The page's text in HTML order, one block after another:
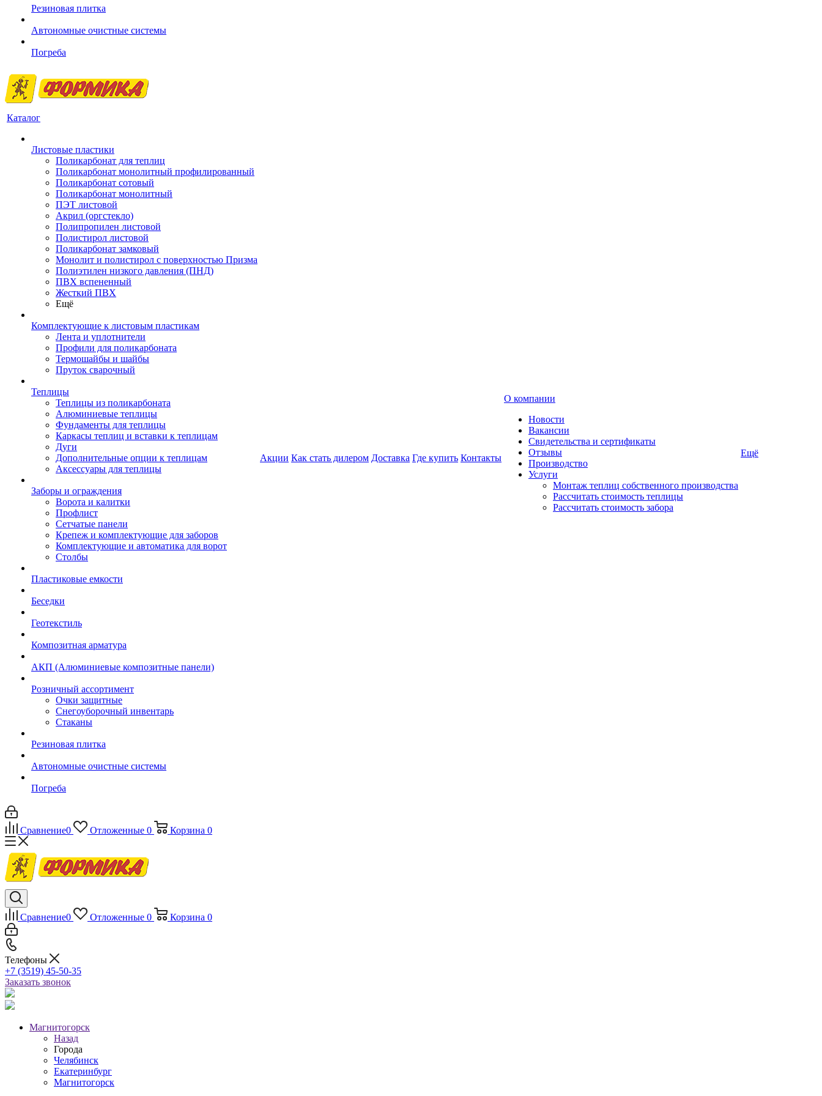
Резиновая плитка
Автономные очистные системы
Погреба
Каталог
Листовые пластики
Поликарбонат для теплиц
Поликарбонат монолитный профилированный
Поликарбонат сотовый
Поликарбонат монолитный
ПЭТ листовой
Акрил (оргстекло)
Полипропилен листовой
Полистирол листовой
Поликарбонат замковый
Монолит и полистирол с поверхностью Призма
Полиэтилен низкого давления (ПНД)
ПВХ вспененный
Жесткий ПВХ
Ещё
Комплектующие к листовым пластикам
Лента и уплотнители
Профили для поликарбоната
Термошайбы и шайбы
Пруток сварочный
Теплицы
Теплицы из поликарбоната
Алюминиевые теплицы
Фундаменты для теплицы
Каркасы теплиц и вставки к теплицам
Дуги
Дополнительные опции к теплицам
Аксессуары для теплицы
Заборы и ограждения
Ворота и калитки
Профлист
Сетчатые панели
Крепеж и комплектующие для заборов
Комплектующие и автоматика для ворот
Столбы
Пластиковые емкости
Беседки
Геотекстиль
Композитная арматура
АКП (Алюминиевые композитные панели)
Розничный ассортимент
Очки защитные
Снегоуборочный инвентарь
Стаканы
Резиновая плитка
Автономные очистные системы
Погреба
Акции Как стать дилером Доставка Где купить Контакты
О компании
Новости
Вакансии
Свидетельства и сертификаты
Отзывы
Производство
Услуги
Монтаж теплиц собственного производства
Рассчитать стоимость теплицы
Рассчитать стоимость забора
Ещё
Сравнение0 Отложенные 0 Корзина 0
Сравнение0 Отложенные 0 Корзина 0
Телефоны
+7 (3519) 45-50-35
Заказать звонок
Магнитогорск
Назад
Города
Челябинск
Екатеринбург
Магнитогорск